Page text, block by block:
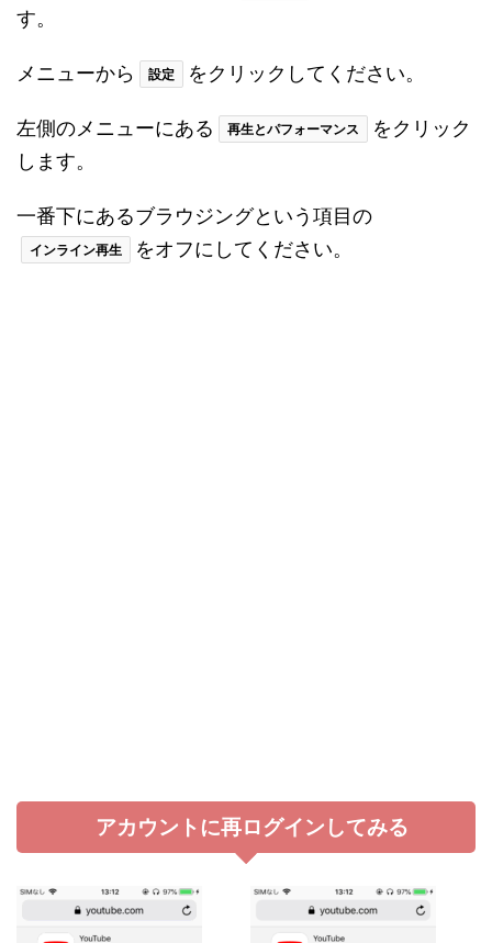
す。
メニューから 設定 をクリックしてください。
左側のメニューにある 再生とパフォーマンス
をクリック
します。
一番下にあるブラウジングという項目の
インライン再生 をオフにしてください。
アカウントに再ログインしてみる